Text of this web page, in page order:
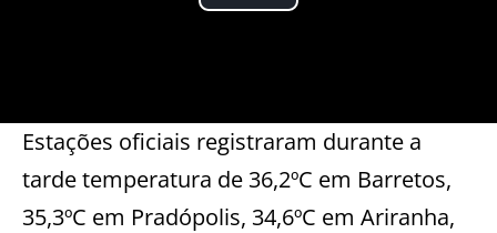
Estações oficiais registraram durante a
tarde temperatura de 36,2ºC em Barretos,
35,3ºC em Pradópolis, 34,6ºC em Ariranha,